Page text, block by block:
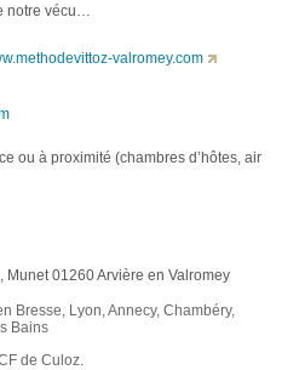
notre vécu…
valromey.com
ou à proximité (chambres d’hôtes, air
Munet 01260 Arvière en Valromey
Bresse, Lyon, Annecy, Chambéry,
Bains
de Culoz.